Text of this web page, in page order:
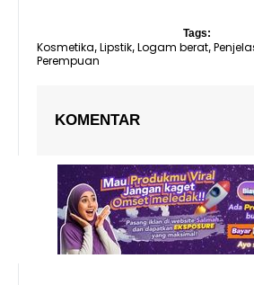
Tags:
Kosmetika, Lipstik, Logam berat,
Perempuan
KOMENTAR